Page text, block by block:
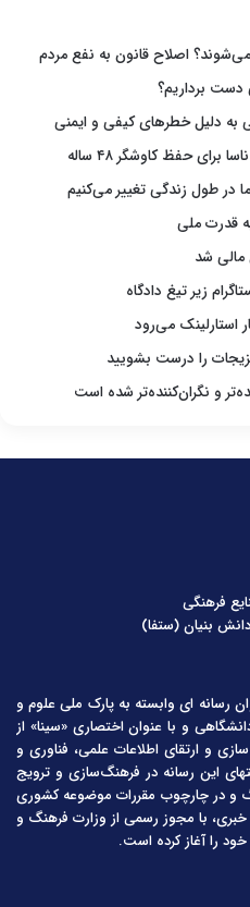
اصلاح قانون به نفع مردم
دست برداریم؟
در طول زندگی تغییر می‌کنیم
قدرت ملی
مالی شد
را درست بشویید
و نگران‌کننده‌تر شده است
فرهنگی
بنیان (ستفا)
رسانه ای وابسته به پارک ملی علوم و
و با عنوان اختصاری «سینا» از
آگاه سازی و ارتقای اطلاعات علمی، فناوری و
این رسانه در فرهنگ‌سازی و ترویج
و در چارچوب مقررات موضوعه کشوری
با مجوز رسمی از وزارت فرهنگ و